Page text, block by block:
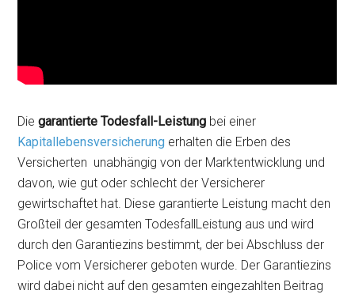
Die garantierte Todesfall-Leistung bei einer
Kapitallebensversicherung erhalten die Erben des
Versicherten unabhängig von der Marktentwicklung und
davon, wie gut oder schlecht der Versicherer
gewirtschaftet hat. Diese garantierte Leistung macht den
Großteil der gesamten TodesfallLeistung aus und wird
durch den Garantiezins bestimmt, der bei Abschluss der
Police vom Versicherer geboten wurde. Der Garantiezins
wird dabei nicht auf den gesamten eingezahlten Beitrag